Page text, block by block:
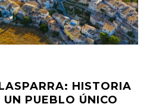
HISTORIA
PUEBLO ÚNICO